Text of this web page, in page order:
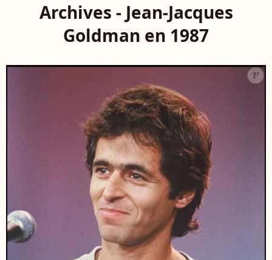
Archives - Jean-Jacques
Goldman en 1987